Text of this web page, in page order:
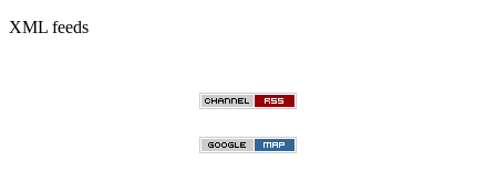
XML feeds